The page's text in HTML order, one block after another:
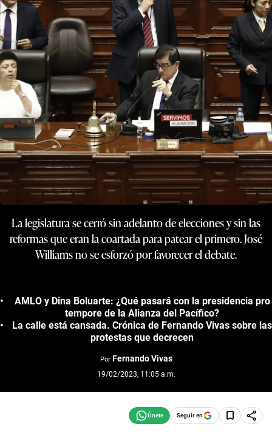
La legislatura se cerró sin adelanto de elecciones y sin las
reformas que eran la coartada para patear el primero. José
Williams no se esforzó por favorecer el debate.
AMLO y Dina Boluarte: ¿Qué pasará con la presidencia pro
tempore de la Alianza del Pacífico?
La calle está cansada. Crónica de Fernando Vivas sobre las
protestas que decrecen
Por Fernando Vivas
19/02/2023, 11:05 a.m.
Seguir en